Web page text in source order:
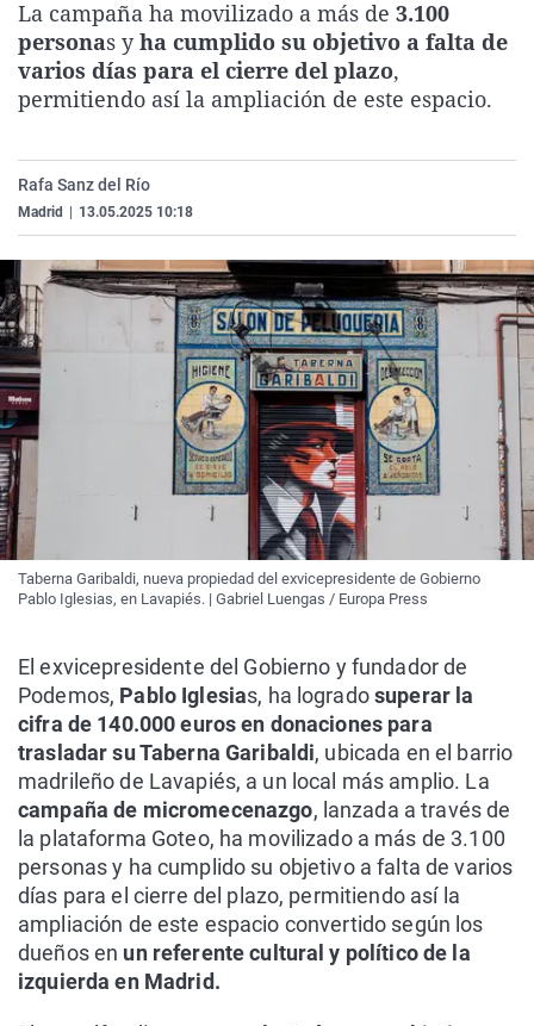
La rosa de los vientos
Gente viajera
Como el perro y el
Caso
Retornados
Equipo de
Extremadura
Galicia
La Rioja
Virales
Televisión
Elecciones
La campaña ha movilizado a más de 3.100
personas yha cumplido su objetivo a falta de
varios días para el cierre del plazo,
permitiendo así la ampliación de este espacio.
Rafa Sanz del Río
Madrid 13.05.2025 10:18
Taberna Garibaldi, nueva propiedad del exvicepresidente de Gobierno
Pablo Iglesias, en Lavapiés. | Gabriel Luengas / Europa Press
El exvicepresidente del Gobierno y fundador de
Podemos, Pablo Iglesias, ha logradosuperar la
cifra de 140.000 euros en donaciones para
trasladar su Taberna Garibaldi, ubicada en el barrio
madrileño de Lavapiés, a un local más amplio. La
campaña de micromecenazgo, lanzada a través de
la plataforma Goteo, ha movilizado a más de 3.100
personas y ha cumplido su objetivo a falta de varios
días para el cierre del plazo, permitiendo así la
ampliación de este espacio convertido según los
dueños en un referente cultural y político de la
izquierda en Madrid.